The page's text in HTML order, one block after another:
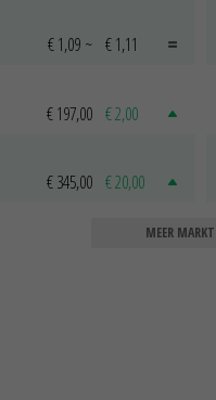
€ 1,09 ~ € 1,11
€ 197,00 € 2,00
€ 345,00 € 20,00
MEER